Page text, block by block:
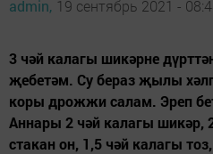
admin, 19 сентябрь 2021 -
3 чәй калагы шикәрне
җебетәм. Су бераз җылы
коры дрожжи салам. Эреп
Аннары 2 чәй калагы шикәр,
стакан он, 1,5 чәй калагы